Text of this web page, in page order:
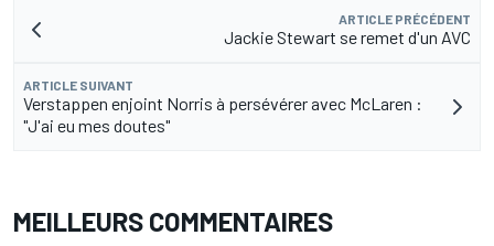
ARTICLE PRÉCÉDENT
Jackie Stewart se remet d'un AVC
ARTICLE SUIVANT
Verstappen enjoint Norris à persévérer avec McLaren :
"J'ai eu mes doutes"
MEILLEURS COMMENTAIRES